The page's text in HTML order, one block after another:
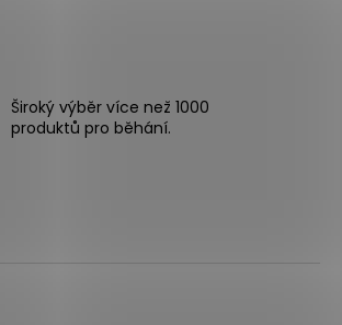
Široký výběr více než 1000
produktů pro běhání.